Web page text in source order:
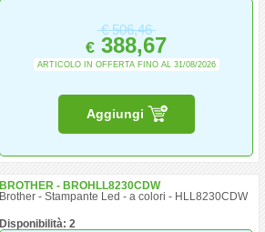
€506,46
€ 388,67
ARTICOLO IN OFFERTA FINO AL 31/08/2026
Aggiungi
BROTHER - BROHLL8230CDW
Brother - Stampante Led - a colori - HLL8230CDW
Disponibilità: 2